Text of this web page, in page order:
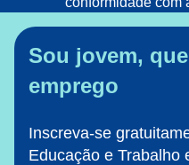
Sou jovem,
emprego
Inscreva-se
Educação e Trabalho